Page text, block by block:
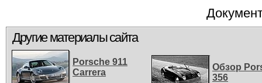
Другие материалы сайта
Porsche 911
Carrera
Обзор
356